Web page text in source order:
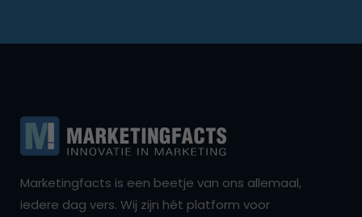
Marketingfacts is een beetje van ons allemaal,
iedere dag vers. Wij zijn hét platform voor